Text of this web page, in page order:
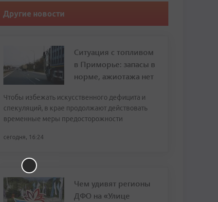
Другие новости
Ситуация с топливом
в Приморье: запасы в
норме, ажиотажа нет
Чтобы избежать искусственного дефицита и
спекуляций, в крае продолжают действовать
временные меры предосторожности
сегодня, 16:24
Чем удивят регионы
ДФО на «Улице